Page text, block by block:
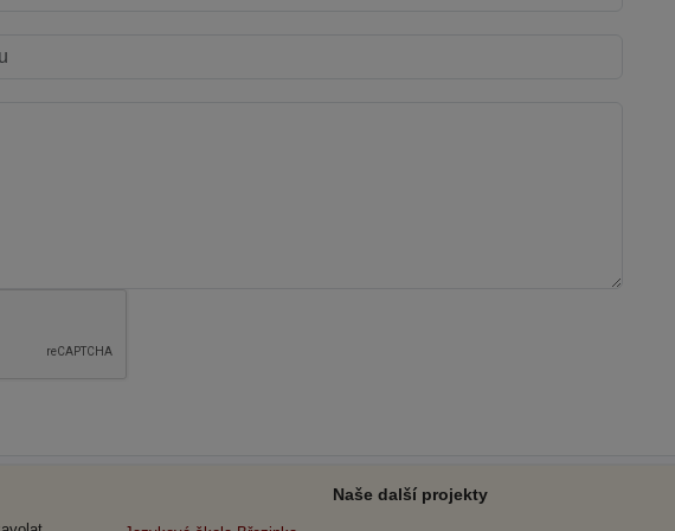
Naše další projekty